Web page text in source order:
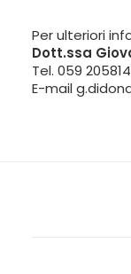
Per ulteriori
Dott.ssa
Tel. 059
E-mail